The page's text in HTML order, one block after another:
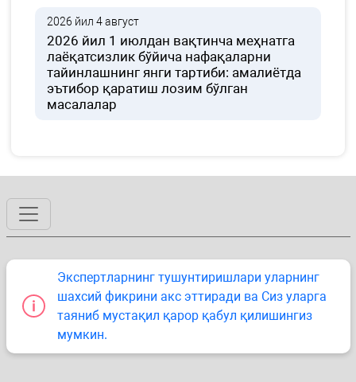
2026 йил 4 август
2026 йил 1 июлдан вақтинча меҳнатга
лаёқатсизлик бўйича нафақаларни
тайинлашнинг янги тартиби: амалиётда
эътибор қаратиш лозим бўлган
масалалар
Экспертларнинг тушунтиришлари уларнинг
шахсий фикрини акс эттиради ва Сиз уларга
таяниб мустақил қарор қабул қилишингиз
мумкин.